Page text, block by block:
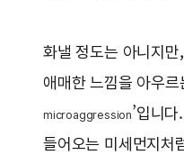
화낼 정도는 아니지만
애매한 느낌을 아우
microaggression’입니
들어오는 미세먼지처